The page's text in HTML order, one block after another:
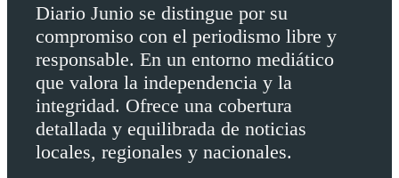
Diario Junio se distingue por su
compromiso con el periodismo libre y
responsable. En un entorno mediático
que valora la independencia y la
integridad. Ofrece una cobertura
detallada y equilibrada de noticias
locales, regionales y nacionales.